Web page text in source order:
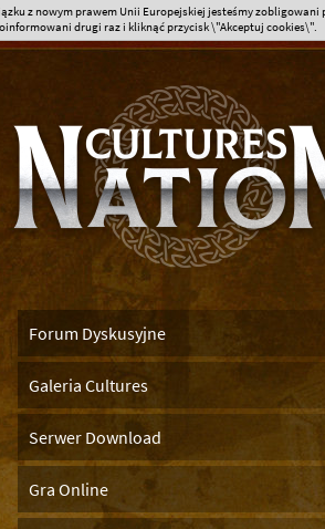
Forum Dyskusyjne
Galeria Cultures
Serwer Download
Gra Online
z nowym prawem Unii Europejskiej jesteśmy
drugi raz i kliknąć przycisk \"Akceptuj cookies\".